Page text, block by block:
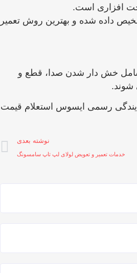
افزاری است.
داده شده و بهترین روش تعمیر
شامل خش ‌دار شدن صدا، قطع و
‌شوند.
رسمی ایسوس استعلام قیمت
نوشته بعدی
خدمات تعمیر و تعویض لولای لپ تاپ سامسونگ